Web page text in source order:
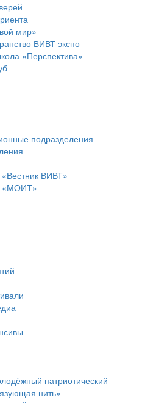
мир»
ВИВТ экспо
«Перспектива»
подразделения
ВИВТ»
«МОИТ»
патриотический
нить»